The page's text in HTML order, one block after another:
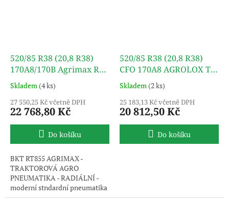
520/85 R38 (20,8 R38)
170A8/170B Agrimax RT
855 TL BKT
Skladem(4 ks)
27 550,25 Kč včetně DPH
22 768,80 Kč
Do košíku
BKT RT855 AGRIMAX -
TRAKTOROVÁ AGRO
PNEUMATIKA - RADIÁLNÍ -
moderní stndardní pneumatika
s extra vysokou nosností.
520/85 R38 (20,8 R38)
CFO 170A8 AGROLOX TL
ÖZKA
Skladem(2 ks)
25 183,13 Kč včetně DPH
20 812,50 Kč
Do košíku